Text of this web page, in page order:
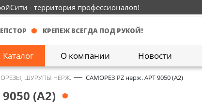
- территория профессионалов!
КРЕПЕЖ ВСЕГДА ПОД РУКОЙ!
Каталог О компании Новости
ШУРУПЫ НЕРЖ. САМОРЕЗ PZ нерж. АРТ 9050 (А2)
(А2)